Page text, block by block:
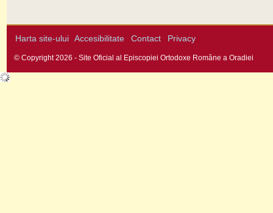
Harta site-ului Accesibilitate Contact Privacy
© Copyright 2026 - Site Oficial al Episcopiei Ortodoxe Române a Oradiei